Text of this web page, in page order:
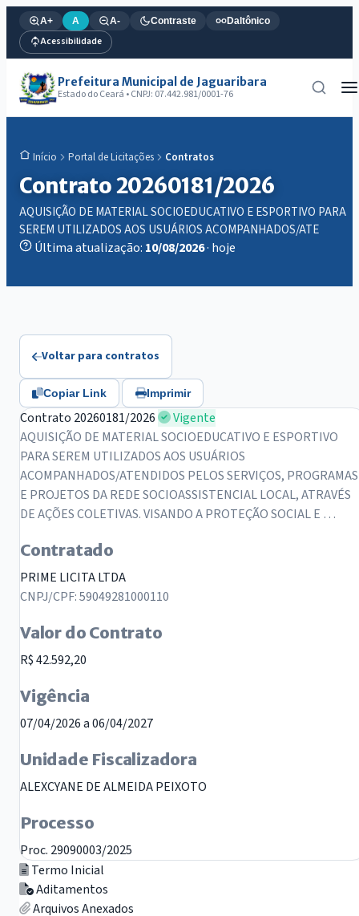
A+ A A- Contraste Daltônico
Acessibilidade
Prefeitura Municipal de Jaguaribara
Estado do Ceará • CNPJ: 07.442.981/0001-76
Início Portal de Licitações Contratos
Contrato 20260181/2026
AQUISIÇÃO DE MATERIAL SOCIOEDUCATIVO E ESPORTIVO PARA
SEREM UTILIZADOS AOS USUÁRIOS ACOMPANHADOS/ATE
Última atualização: 10/08/2026· hoje
Voltar para contratos
Copiar Link Imprimir
Contrato 20260181/2026
Vigente
AQUISIÇÃO DE MATERIAL SOCIOEDUCATIVO E ESPORTIVO
PARA SEREM UTILIZADOS AOS USUÁRIOS
ACOMPANHADOS/ATENDIDOS PELOS SERVIÇOS, PROGRAMAS
E PROJETOS DA REDE SOCIOASSISTENCIAL LOCAL, ATRAVÉS
DE AÇÕES COLETIVAS. VISANDO A PROTEÇÃO SOCIAL E …
Contratado
PRIME LICITA LTDA
CNPJ/CPF: 59049281000110
Valor do Contrato
R$ 42.592,20
Vigência
07/04/2026 a 06/04/2027
Unidade Fiscalizadora
ALEXCYANE DE ALMEIDA PEIXOTO
Processo
Proc. 29090003/2025
Termo Inicial
Aditamentos
Arquivos Anexados